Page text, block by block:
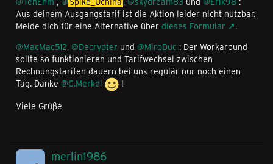
Aus deinem Ausgangstarif ist die Aktion leider nicht nutzbar.
Melde dich für eine Alternative über dieses Formular
.
@MacMac512, @Decrypter und @MiroDuc : Der Workaround
sollte so funktionieren und Tarifwechsel zwischen
Rechnungstarifen dauern bei uns regulär nur noch einen
Tag. Danke @C.Merkel
!
Viele Grüße
merlin1986